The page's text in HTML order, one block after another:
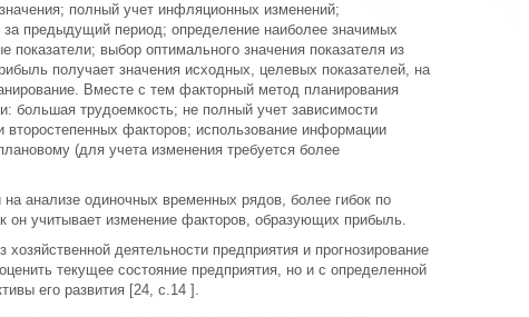
полный учет инфляционных изменений;
за предыдущий период; определение наиболее значимых
выбор оптимального значения показателя из
получает значения исходных, целевых показателей, на
Вместе с тем факторный метод планирования
большая трудоемкость; не полный учет зависимости
второстепенных факторов; использование информации
(для учета изменения требуется более
анализе одиночных временных рядов, более гибок по
он учитывает изменение факторов, образующих прибыль.
деятельности предприятия и прогнозирование
текущее состояние предприятия, но и с определенной
его развития [24, с.14 ].